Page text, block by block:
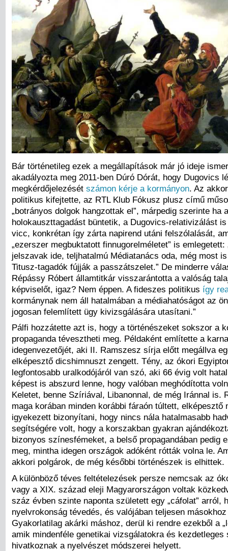
Bár történetileg ezek a megállapítások már jó ideje
akadályozta meg 2011-ben Dúró Dórát, hogy Dugovics
megkérdőjelezését számon kérje a kormányon. Az
politikus kifejtette, az RTL Klub Fókusz plusz című
„botrányos dolgok hangzottak el”, márpedig szerinte ha a
holokauszttagadást büntetik, a Dugovics-relativizálást
vicc, konkrétan így zárta napirend utáni felszólalását,
„ezerszer megbuktatott finnugorelméletet” is emlegetett:
jelszavak ide, teljhatalmú Médiatanács oda, még most
Titusz-tagadók fújják a passzátszelet.” De minderre
Répássy Róbert államtitkár visszarántotta a valóság
képviselőt, igaz? Nem éppen. A fideszes politikus így
kormánynak nem áll hatalmában a médiahatóságot az
jogosan felemlített ügy kivizsgálására utasítani.”
Pálfi hozzátette azt is, hogy a történészeket sokszor a
propaganda tévesztheti meg. Példaként említette a
idegenvezetőjét, aki II. Ramszesz sírja előtt megállva
elképesztő dicshimnuszt zengett. Tény, az ókori
legfontosabb uralkodójáról van szó, aki 66 évig volt
képest is abszurd lenne, hogy valóban meghódította
Keletet, benne Szíriával, Libanonnal, de még Iránnal is.
maga korában minden korábbi fáraón túltett, elképesztő
igyekezett bizonyítani, hogy nincs nála hatalmasabb
segítségére volt, hogy a korszakban gyakran
bizonyos színesfémeket, a belső propagandában pedig
meg, mintha idegen országok adóként rótták volna le.
akkori polgárok, de még későbbi történészek is elhittek.
A különböző téves feltételezések persze nemcsak az
vagy a XIX. század eleji Magyarországon voltak
száz évben szinte naponta született egy „cáfolat” arról,
nyelvrokonság tévedés, és valójában teljesen
Gyakorlatilag akárki máshoz, derül ki rendre ezekből a
amik mindenféle genetikai vizsgálatokra és
hivatkoznak a nyelvészet módszerei helyett.